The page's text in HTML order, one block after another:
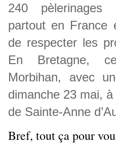
240 pèlerinages
partout en France
de respecter les
En Bretagne,
Morbihan, avec
dimanche 23 mai,
de Sainte-Anne
Bref, tout ça pour